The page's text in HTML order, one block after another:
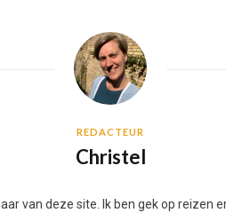
REDACTEUR
Christel
van deze site. Ik ben gek op